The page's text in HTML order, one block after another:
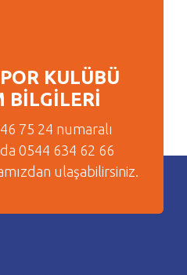
KULÜBÜ
BİLGİLERİ
75 24 numaralı
0544 634 62 66
ulaşabilirsiniz.